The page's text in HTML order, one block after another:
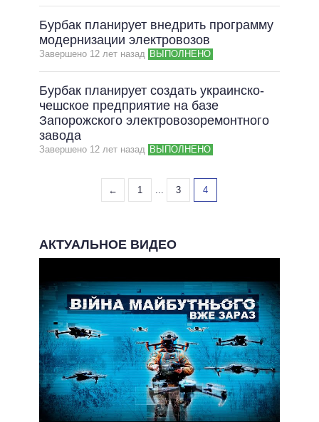
Бурбак планирует внедрить программу
модернизации электровозов
Завершено 12 лет назад ВЫПОЛНЕНО
Бурбак планирует создать украинско-
чешское предприятие на базе
Запорожского электровозоремонтного
завода
Завершено 12 лет назад ВЫПОЛНЕНО
← 1 ... 3 4
АКТУАЛЬНОЕ ВИДЕО